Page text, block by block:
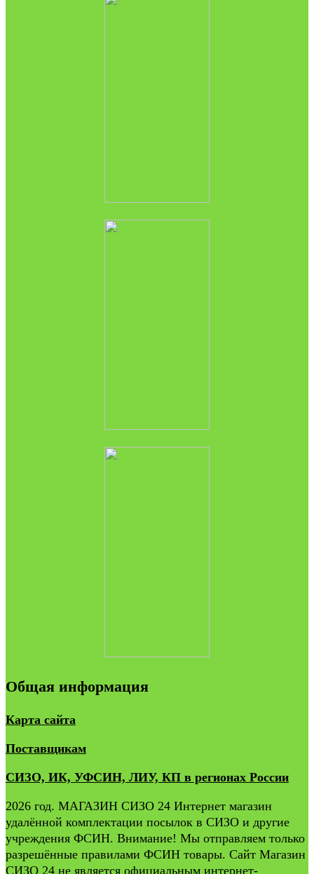
Общая информация
Карта сайта
Поставщикам
СИЗО, ИК, УФСИН, ЛИУ, КП в регионах России
2026 год. МАГАЗИН СИЗО 24 Интернет магазин
удалённой комплектации посылок в СИЗО и другие
учреждения ФСИН. Внимание! Мы отправляем только
разрешённые правилами ФСИН товары. Сайт Магазин
СИЗО 24 не является официальным интернет-